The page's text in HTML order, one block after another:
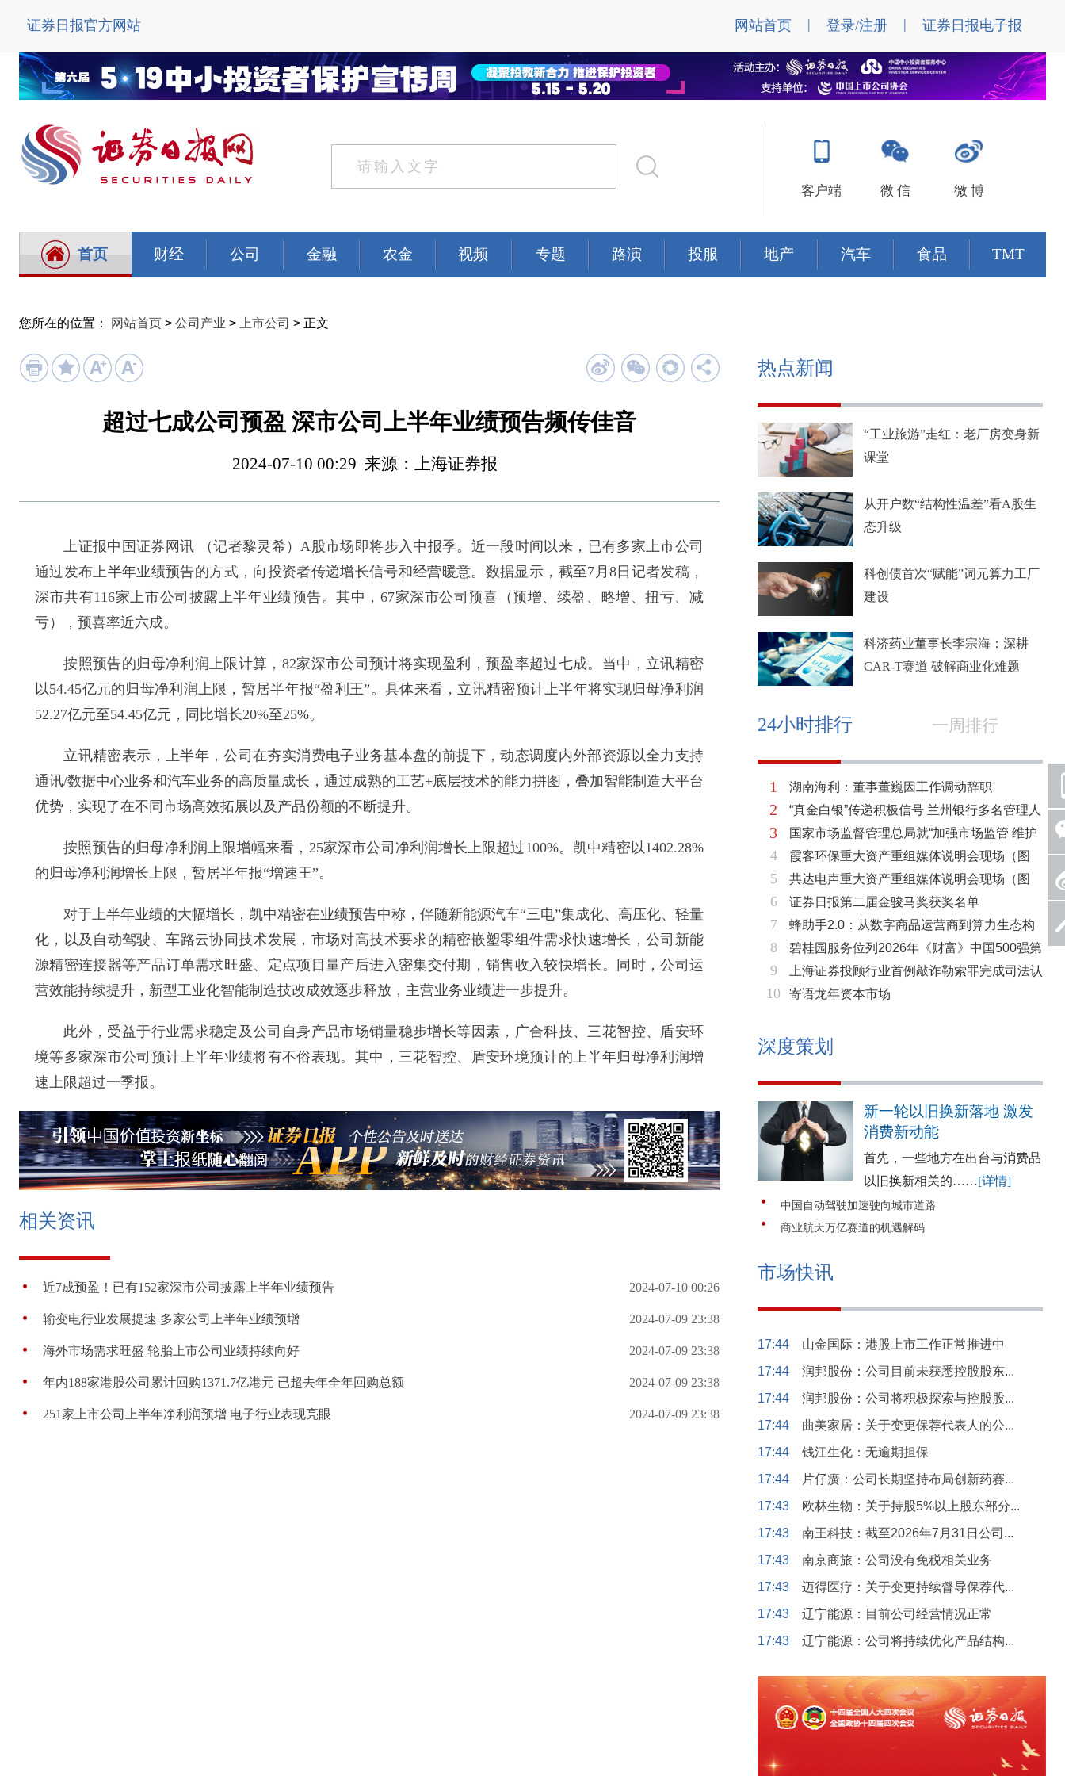
证券日报官方网站 网站首页 | 登录/注册 | 证券日报电子报
客户端 微 信 微 博
首页 财经 公司 金融 农金 视频 专题 路演 投服 地产 汽车 食品 TMT
您所在的位置： 网站首页 > 公司产业 > 上市公司 > 正文
超过七成公司预盈 深市公司上半年业绩预告频传佳音
2024-07-10 00:29 来源：上海证券报
上证报中国证券网讯 （记者黎灵希）A股市场即将步入中报季。近一段时间以来，已有多家上市公司
通过发布上半年业绩预告的方式，向投资者传递增长信号和经营暖意。数据显示，截至7月8日记者发稿，
深市共有116家上市公司披露上半年业绩预告。其中，67家深市公司预喜（预增、续盈、略增、扭亏、减
亏），预喜率近六成。
按照预告的归母净利润上限计算，82家深市公司预计将实现盈利，预盈率超过七成。当中，立讯精密
以54.45亿元的归母净利润上限，暂居半年报“盈利王”。具体来看，立讯精密预计上半年将实现归母净利润
52.27亿元至54.45亿元，同比增长20%至25%。
立讯精密表示，上半年，公司在夯实消费电子业务基本盘的前提下，动态调度内外部资源以全力支持
通讯/数据中心业务和汽车业务的高质量成长，通过成熟的工艺+底层技术的能力拼图，叠加智能制造大平台
优势，实现了在不同市场高效拓展以及产品份额的不断提升。
按照预告的归母净利润上限增幅来看，25家深市公司净利润增长上限超过100%。凯中精密以1402.28%
的归母净利润增长上限，暂居半年报“增速王”。
对于上半年业绩的大幅增长，凯中精密在业绩预告中称，伴随新能源汽车“三电”集成化、高压化、轻量
化，以及自动驾驶、车路云协同技术发展，市场对高技术要求的精密嵌塑零组件需求快速增长，公司新能
源精密连接器等产品订单需求旺盛、定点项目量产后进入密集交付期，销售收入较快增长。同时，公司运
营效能持续提升，新型工业化智能制造技改成效逐步释放，主营业务业绩进一步提升。
此外，受益于行业需求稳定及公司自身产品市场销量稳步增长等因素，广合科技、三花智控、盾安环
境等多家深市公司预计上半年业绩将有不俗表现。其中，三花智控、盾安环境预计的上半年归母净利润增
速上限超过一季报。
相关资讯
近7成预盈！已有152家深市公司披露上半年业绩预告 2024-07-10 00:26
输变电行业发展提速 多家公司上半年业绩预增 2024-07-09 23:38
海外市场需求旺盛 轮胎上市公司业绩持续向好 2024-07-09 23:38
年内188家港股公司累计回购1371.7亿港元 已超去年全年回购总额 2024-07-09 23:38
251家上市公司上半年净利润预增 电子行业表现亮眼 2024-07-09 23:38
热点新闻
“工业旅游”走红：老厂房变身新
课堂
从开户数“结构性温差”看A股生
态升级
科创债首次“赋能”词元算力工厂
建设
科济药业董事长李宗海：深耕
CAR-T赛道 破解商业化难题
24小时排行 一周排行
1
2
3
4
5
6
7
8
9
10
湖南海利：董事董巍因工作调动辞职
“真金白银”传递积极信号 兰州银行多名管理人
员拟增持公司股份不低于600万元
国家市场监督管理总局就“加强市场监管 维护
市场秩序”答记者问
霞客环保重大资产重组媒体说明会现场（图
片）
共达电声重大资产重组媒体说明会现场（图
片）
证券日报第二届金骏马奖获奖名单
蜂助手2.0：从数字商品运营商到算力生态构
建者的跃迁
碧桂园服务位列2026年《财富》中国500强第
321位 排名稳步上升彰显发展韧性
上海证券投顾行业首例敲诈勒索罪完成司法认
定 司法机关重拳打击“职业索赔人”
寄语龙年资本市场
深度策划
新一轮以旧换新落地 激发
消费新动能
首先，一些地方在出台与消费品
以旧换新相关的……[详情]
中国自动驾驶加速驶向城市道路
商业航天万亿赛道的机遇解码
市场快讯
17:44
山金国际：港股上市工作正常推进中
17:44
润邦股份：公司目前未获悉控股股东...
17:44
润邦股份：公司将积极探索与控股股...
17:44
曲美家居：关于变更保荐代表人的公...
17:44
钱江生化：无逾期担保
17:44
片仔癀：公司长期坚持布局创新药赛...
17:43
欧林生物：关于持股5%以上股东部分...
17:43
南王科技：截至2026年7月31日公司...
17:43
南京商旅：公司没有免税相关业务
17:43
迈得医疗：关于变更持续督导保荐代...
17:43
辽宁能源：目前公司经营情况正常
17:43
辽宁能源：公司将持续优化产品结构...